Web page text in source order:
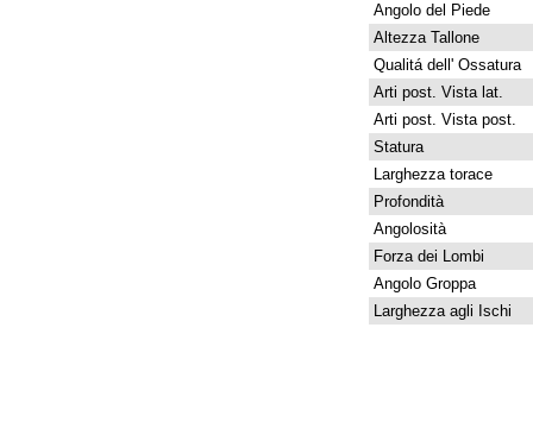
Angolo del Piede
Altezza Tallone
Qualitá dell' Ossatura
Arti post. Vista lat.
Arti post. Vista post.
Statura
Larghezza torace
Profondità
Angolosità
Forza dei Lombi
Angolo Groppa
Larghezza agli Ischi